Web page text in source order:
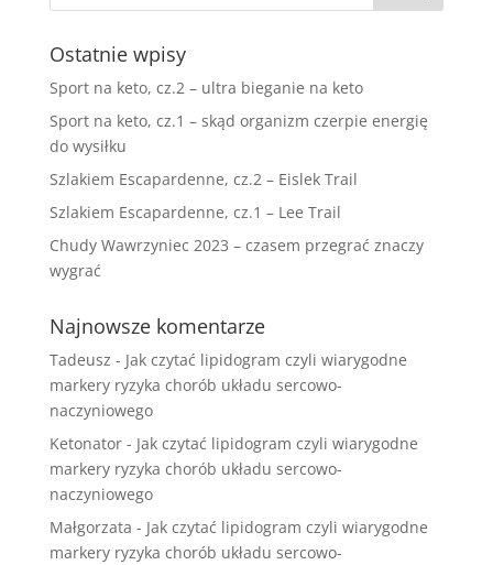
Ostatnie wpisy
Sport na keto, cz.2 – ultra bieganie na keto
Sport na keto, cz.1 – skąd organizm czerpie energię
do wysiłku
Szlakiem Escapardenne, cz.2 – Eislek Trail
Szlakiem Escapardenne, cz.1 – Lee Trail
Chudy Wawrzyniec 2023 – czasem przegrać znaczy
wygrać
Najnowsze komentarze
Tadeusz - Jak czytać lipidogram czyli wiarygodne
markery ryzyka chorób układu sercowo-
naczyniowego
Ketonator- Jak czytać lipidogram czyli wiarygodne
markery ryzyka chorób układu sercowo-
naczyniowego
Małgorzata - Jak czytać lipidogram czyli wiarygodne
markery ryzyka chorób układu sercowo-